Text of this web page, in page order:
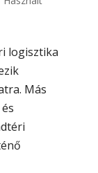
logisztika
Más